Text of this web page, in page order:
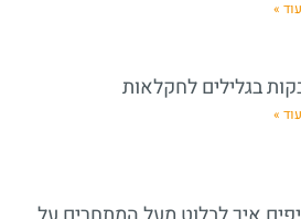
»
בגלילים לחקלאות
»